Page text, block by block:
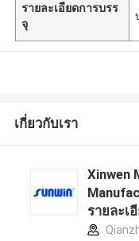
รายละเอียดการบรร
จุ
เกี่ยวกับเรา
Xinwen
รายละเ